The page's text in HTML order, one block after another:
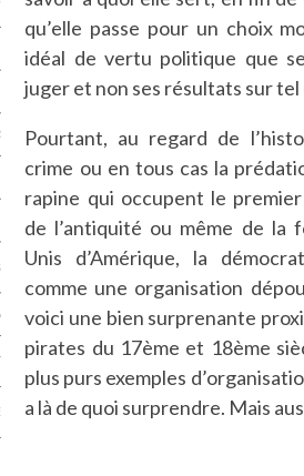
EN VOD
qu’elle passe pour un choix
idéal de vertu politique que
juger et non ses résultats sur tel
Pourtant, au regard de
crime ou en tous cas la
rapine qui occupent le premier
de l’antiquité ou même de la
Unis d’Amérique, la
comme une organisation
voici une bien surprenante
pirates du 17ème et 18ème
plus purs exemples
a là de quoi surprendre. Mais